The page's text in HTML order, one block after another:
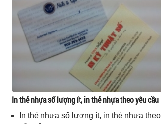
In thẻ nhựa số lượng ít, in thẻ nhựa theo yêu cầu
In thẻ nhựa số lượng ít, in thẻ nhựa theo